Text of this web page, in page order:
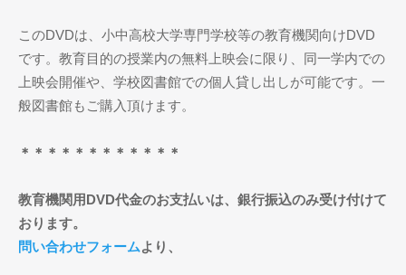
このDVDは、小中高校大学専門学校等の教育機関向けDVD
です。教育目的の授業内の無料上映会に限り、同一学内での
上映会開催や、学校図書館での個人貸し出しが可能です。一
般図書館もご購入頂けます。
＊＊＊＊＊＊＊＊＊＊＊＊
教育機関用DVD代金のお支払いは、銀行振込のみ受け付けて
おります。
問い合わせフォームより、